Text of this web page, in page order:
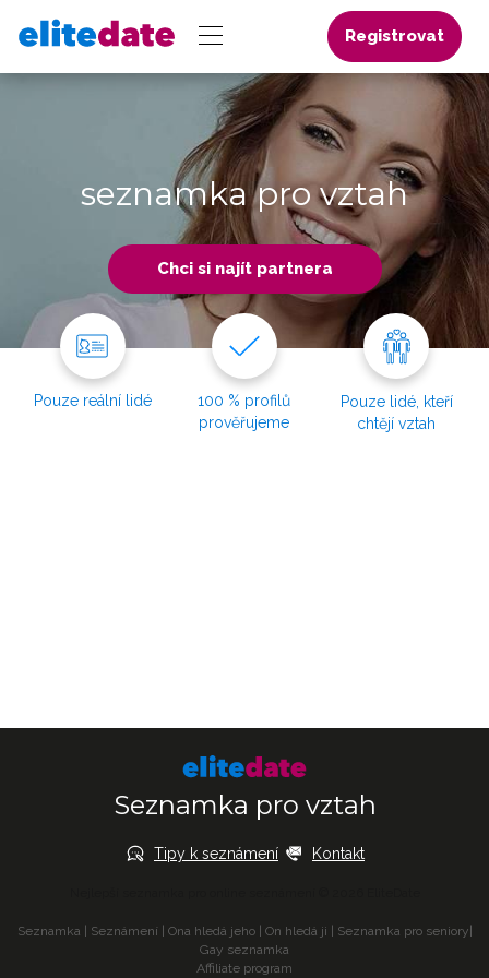
Registrovat
seznamka pro vztah
Chci si najít partnera
Pouze reální lidé
100 % profilů
prověřujeme
Pouze lidé, kteří
chtějí vztah
Seznamka pro vztah
Tipy k seznámení Kontakt
Seznamka Seznámení Ona hledá jeho| On hledá ji Seznamka pro seniory
Gay seznamka
Affiliate program